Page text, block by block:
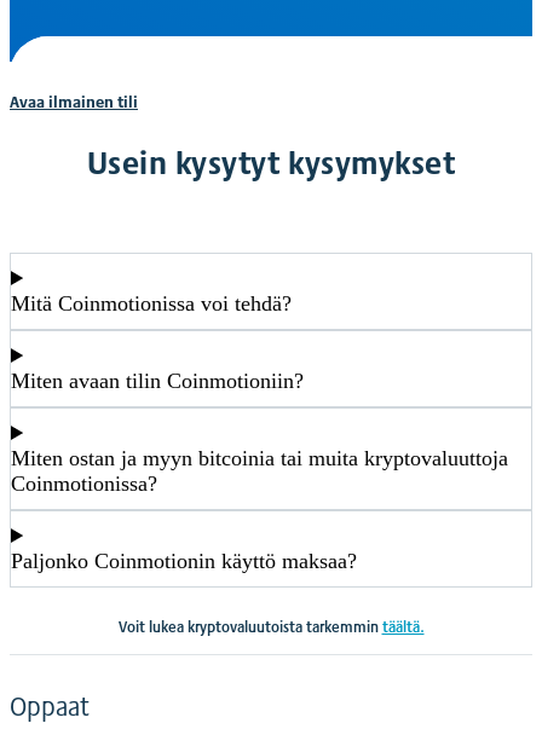
Avaa ilmainen tili
Usein kysytyt kysymykset
Mitä Coinmotionissa voi tehdä?
Miten avaan tilin Coinmotioniin?
Miten ostan ja myyn bitcoinia tai muita kryptovaluuttoja
Coinmotionissa?
Paljonko Coinmotionin käyttö maksaa?
Voit lukea kryptovaluutoista tarkemmintäältä.
Oppaat